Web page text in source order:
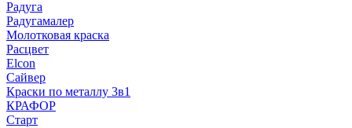
Радуга
Радугамалер
Молотковая краска
Расцвет
Elcon
Сайвер
Краски по металлу 3в1
КРАФОР
Старт